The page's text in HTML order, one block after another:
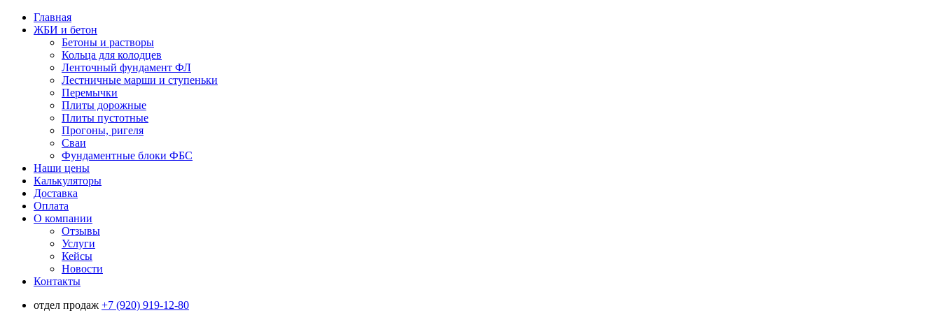
Главная
ЖБИ и бетон
Бетоны и растворы
Кольца для колодцев
Ленточный фундамент ФЛ
Лестничные марши и ступеньки
Перемычки
Плиты дорожные
Плиты пустотные
Прогоны, ригеля
Сваи
Фундаментные блоки ФБС
Наши цены
Калькуляторы
Доставка
Оплата
О компании
Отзывы
Услуги
Кейсы
Новости
Контакты
отдел продаж +7 (920) 919-12-80